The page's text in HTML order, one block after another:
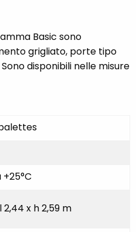
Basic sono
grigliato, porte tipo
disponibili nelle misure
2,44 x h 2,59 m